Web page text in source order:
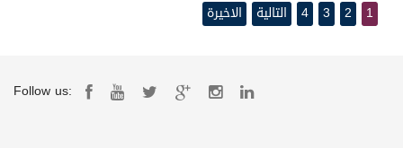
1
2
3
4 التالية الاخيرة
Follow us: